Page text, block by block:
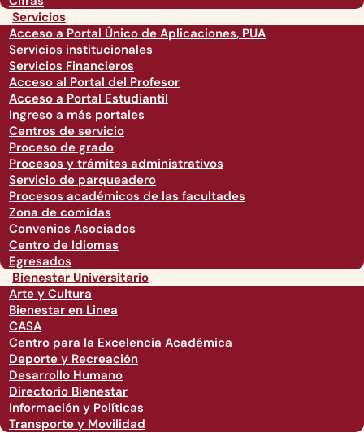
Servicios
Acceso a Portal Único de Aplicaciones, PUA
Servicios institucionales
Servicios Financieros
Acceso al Portal del Profesor
Acceso a Portal Estudiantil
Ingreso a más portales
Centros de servicio
Proceso de grado
Procesos y trámites administrativos
Servicio de parqueadero
Procesos académicos de las facultades
Zona de comidas
Convenios Asociados
Centro de Idiomas
Egresados
Bienestar Universitario
Arte y Cultura
Bienestar en Linea
CASA
Centro para la Excelencia Académica
Deporte y Recreación
Desarrollo Humano
Directorio Bienestar
Información y Políticas
Transporte y Movilidad